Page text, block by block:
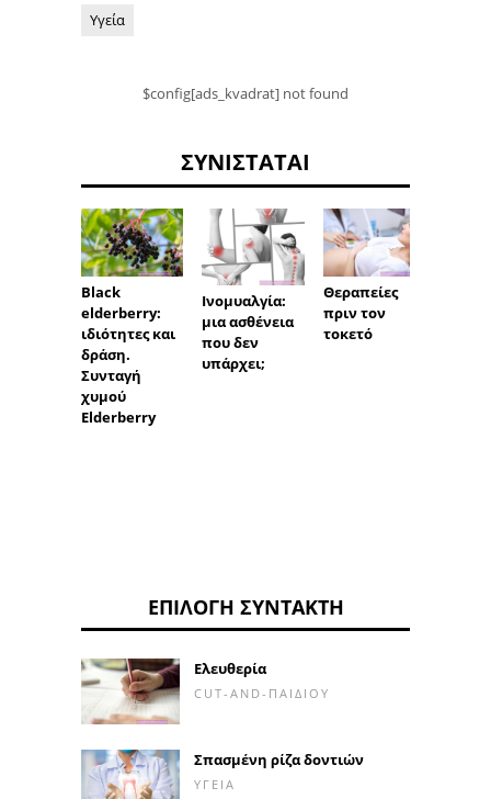
Υγεία
$config[ads_kvadrat] not found
ΣΥΝΙΣΤΆΤΑΙ
Black
elderberry:
ιδιότητες και
δράση.
Συνταγή
χυμού
Elderberry
Ινομυαλγία:
μια ασθένεια
που δεν
υπάρχει;
Θεραπείες
πριν τον
τοκετό
ΕΠΙΛΟΓΉ ΣΥΝΤΆΚΤΗ
Ελευθερία
CUT-AND-ΠΑΙΔΙΟΎ
Σπασμένη ρίζα δοντιών
ΥΓΕΊΑ